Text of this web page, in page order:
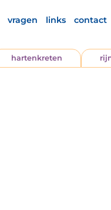
vragen links contact
hartenkreten